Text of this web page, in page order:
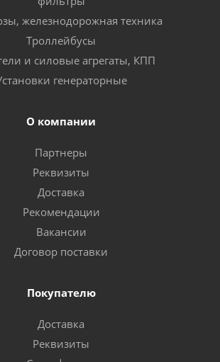
железнодорожная техника
Троллейбусы
и силовые агрегаты, КПП
генераторные
О компании
Партнеры
Реквизиты
Доставка
Рекомендации
Вакансии
Договор поставки
Покупателю
Доставка
Реквизиты